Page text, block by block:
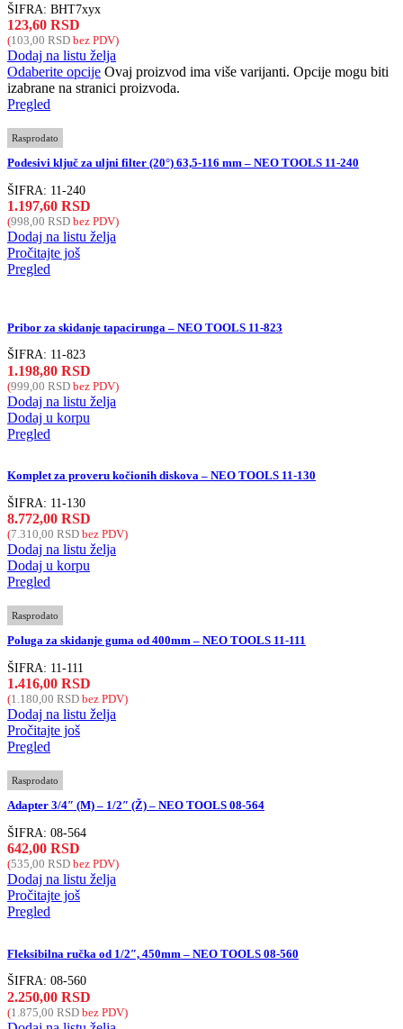
ŠIFRA: BHT7xyx
123,60 RSD
(103,00 RSD bez PDV)
Dodaj na listu želja
Odaberite opcije Ovaj proizvod ima više varijanti. Opcije mogu biti
izabrane na stranici proizvoda.
Pregled
Rasprodato
Podesivi ključ za uljni filter (20°) 63,5-116 mm – NEO TOOLS 11-240
ŠIFRA: 11-240
1.197,60 RSD
(998,00 RSD bez PDV)
Dodaj na listu želja
Pročitajte još
Pregled
Pribor za skidanje tapacirunga – NEO TOOLS 11-823
ŠIFRA: 11-823
1.198,80 RSD
(999,00 RSD bez PDV)
Dodaj na listu želja
Dodaj u korpu
Pregled
Komplet za proveru kočionih diskova – NEO TOOLS 11-130
ŠIFRA: 11-130
8.772,00 RSD
(7.310,00 RSD bez PDV)
Dodaj na listu želja
Dodaj u korpu
Pregled
Rasprodato
Poluga za skidanje guma od 400mm – NEO TOOLS 11-111
ŠIFRA: 11-111
1.416,00 RSD
(1.180,00 RSD bez PDV)
Dodaj na listu želja
Pročitajte još
Pregled
Rasprodato
Adapter 3/4″ (M) – 1/2″ (Ž) – NEO TOOLS 08-564
ŠIFRA: 08-564
642,00 RSD
(535,00 RSD bez PDV)
Dodaj na listu želja
Pročitajte još
Pregled
Fleksibilna ručka od 1/2″, 450mm – NEO TOOLS 08-560
ŠIFRA: 08-560
2.250,00 RSD
(1.875,00 RSD bez PDV)